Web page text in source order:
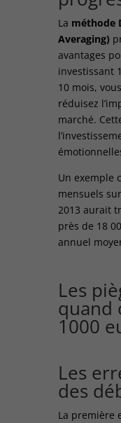
La méthode
Averaging)
avantages
investissant
10 mois,
réduisez
marché.
Un exemple
mensuels
2013 aurait
près de 18
annuel
Les
quand
1000
Les
des
La première